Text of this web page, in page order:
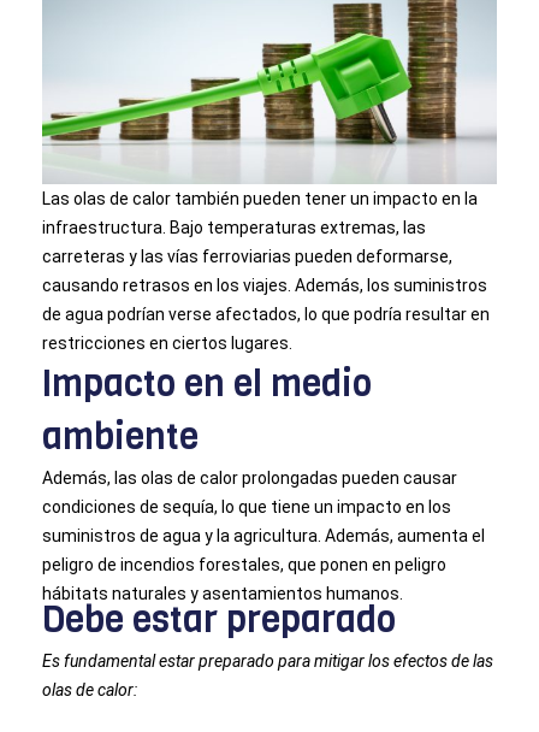
Las olas de calor también pueden tener un impacto en la
infraestructura. Bajo temperaturas extremas, las
carreteras y las vías ferroviarias pueden deformarse,
causando retrasos en los viajes. Además, los suministros
de agua podrían verse afectados, lo que podría resultar en
restricciones en ciertos lugares.
Impacto en el medio
ambiente
Además, las olas de calor prolongadas pueden causar
condiciones de sequía, lo que tiene un impacto en los
suministros de agua y la agricultura. Además, aumenta el
peligro de incendios forestales, que ponen en peligro
hábitats naturales y asentamientos humanos.
Debe estar preparado
Es fundamental estar preparado para mitigar los efectos de las
olas de calor: